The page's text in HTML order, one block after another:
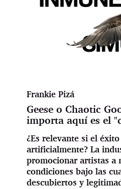
Frankie Pizá
Geese o Chaotic
importa aquí es el
¿Es relevante si el
artificialmente? La
promocionar artistas a
condiciones bajo las
descubiertos y